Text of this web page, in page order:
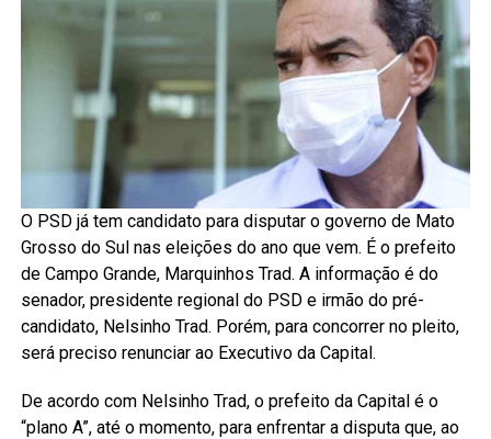
O PSD já tem candidato para disputar o governo de Mato
Grosso do Sul nas eleições do ano que vem. É o prefeito
de Campo Grande, Marquinhos Trad. A informação é do
senador, presidente regional do PSD e irmão do pré-
candidato, Nelsinho Trad. Porém, para concorrer no pleito,
será preciso renunciar ao Executivo da Capital.
De acordo com Nelsinho Trad, o prefeito da Capital é o
“plano A”, até o momento, para enfrentar a disputa que, ao